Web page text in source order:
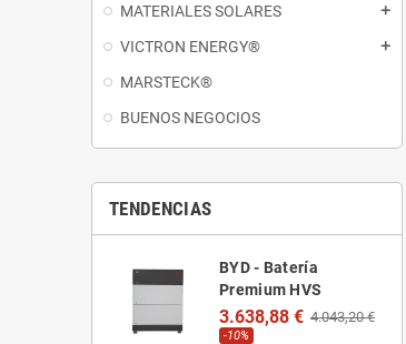
MATERIALES SOLARES add
VICTRON ENERGY® add
MARSTECK®
BUENOS NEGOCIOS
TENDENCIAS
BYD - Batería
Premium HVS
3.638,88 € 4.043,20 €
-10%